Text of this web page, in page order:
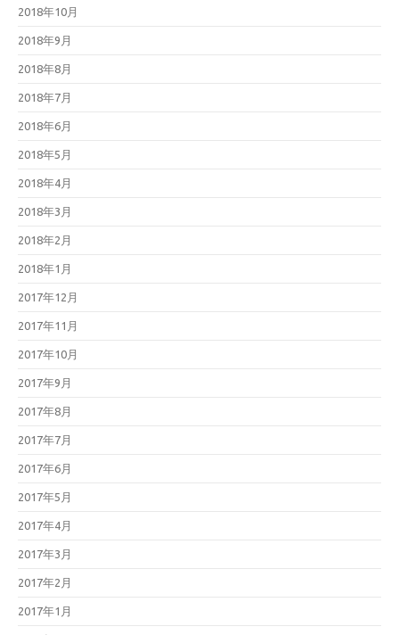
2018年10月
2018年9月
2018年8月
2018年7月
2018年6月
2018年5月
2018年4月
2018年3月
2018年2月
2018年1月
2017年12月
2017年11月
2017年10月
2017年9月
2017年8月
2017年7月
2017年6月
2017年5月
2017年4月
2017年3月
2017年2月
2017年1月